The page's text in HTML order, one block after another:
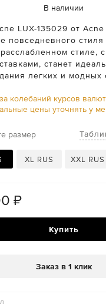
В наличии
LUX-135029 от
повседневного
стиле,
станет
легких и модных
колебаний курсов
цены уточнять у
размер
XL RUS XXL RUS
₽
Купить
Заказ в 1 клик